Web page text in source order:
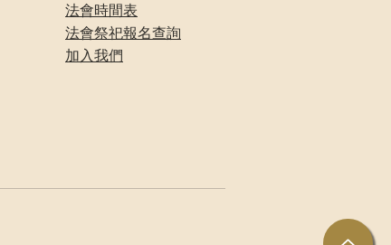
​法會時間表
法會祭祀報名查詢
​​加入我們